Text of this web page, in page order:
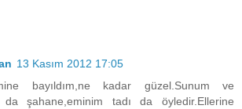
13 Kasım 2012 17:05
bayıldım,ne kadar güzel.Sunum ve
da şahane,eminim tadı da öyledir.Ellerine